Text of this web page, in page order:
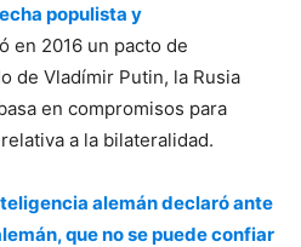
populista y
en 2016 un pacto de
de Vladímir Putin, la Rusia
en compromisos para
a la bilateralidad.
alemán declaró ante
que no se puede confiar